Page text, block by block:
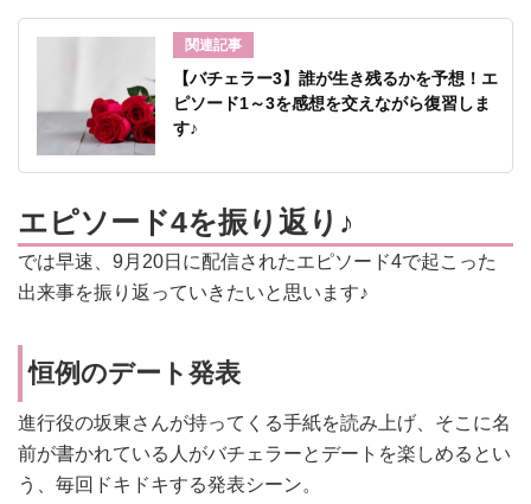
関連記事
【バチェラー3】誰が生き残るかを予想！エ
ピソード1～3を感想を交えながら復習しま
す♪
エピソード4を振り返り♪
では早速、9月20日に配信されたエピソード4で起こった
出来事を振り返っていきたいと思います♪
恒例のデート発表
進行役の坂東さんが持ってくる手紙を読み上げ、そこに名
前が書かれている人がバチェラーとデートを楽しめるとい
う、毎回ドキドキする発表シーン。